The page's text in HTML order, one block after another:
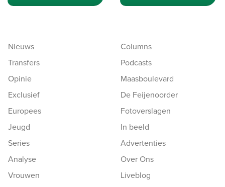
Nieuws
Transfers
Opinie
Exclusief
Europees
Jeugd
Series
Analyse
Vrouwen
Columns
Podcasts
Maasboulevard
De Feijenoorder
Fotoverslagen
In beeld
Advertenties
Over Ons
Liveblog